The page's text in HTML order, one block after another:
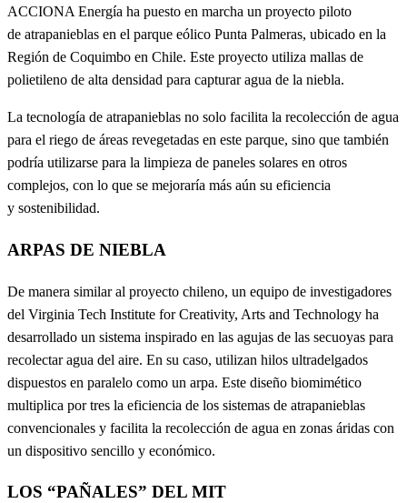
ACCIONA Energía ha puesto en marcha un proyecto piloto
de atrapanieblas en el parque eólico Punta Palmeras, ubicado en la
Región de Coquimbo en Chile. Este proyecto utiliza mallas de
polietileno de alta densidad para capturar agua de la niebla.
La tecnología de atrapanieblas no solo facilita la recolección de agua
para el riego de áreas revegetadas en este parque, sino que también
podría utilizarse para la limpieza de paneles solares en otros
complejos, con lo que se mejoraría más aún su eficiencia
y sostenibilidad.
ARPAS DE NIEBLA
De manera similar al proyecto chileno, un equipo de investigadores
del Virginia Tech Institute for Creativity, Arts and Technology ha
desarrollado un sistema inspirado en las agujas de las secuoyas para
recolectar agua del aire. En su caso, utilizan hilos ultradelgados
dispuestos en paralelo como un arpa. Este diseño biomimético
multiplica por tres la eficiencia de los sistemas de atrapanieblas
convencionales y facilita la recolección de agua en zonas áridas con
un dispositivo sencillo y económico.
LOS “PAÑALES” DEL MIT